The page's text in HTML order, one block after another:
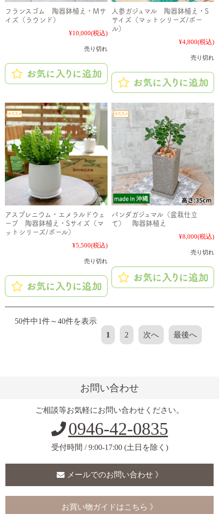
フランスゴム 陶器鉢植え・Mサ
イズ（ラウンド）
¥10,000(税込)
売り切れ
人参ガジュマル 陶器鉢植え・S
サイズ（マットシリーズ/ボー
ル）
¥4,800(税込)
売り切れ
アスプレニウム・エメラルドウェ
ーブ 陶器鉢植え・Sサイズ（マ
ットシリーズ/ボール）
¥5,500(税込)
売り切れ
パンダガジュマル（盆栽仕立
て） 陶器鉢植え
¥8,000(税込)
売り切れ
50件中1件～40件を表示
1 2 次へ 最後へ
お問い合わせ
ご相談等お気軽にお問い合わせください。
0946-42-0835
受付時間 / 9:00-17:00 (土日を除く)
メールでのお問い合わせ 》
お買い物ガイドはこちら 》